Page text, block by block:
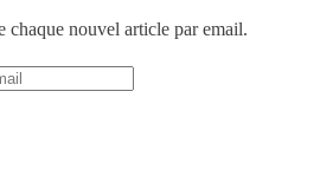
chaque nouvel article par email.